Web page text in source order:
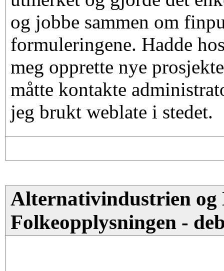
og jobbe sammen om
formuleringene. Hadde
meg opprette nye
måtte kontakte
jeg brukt weblate i stedet.
Alternativindustrien og
Folkeopplysningen -